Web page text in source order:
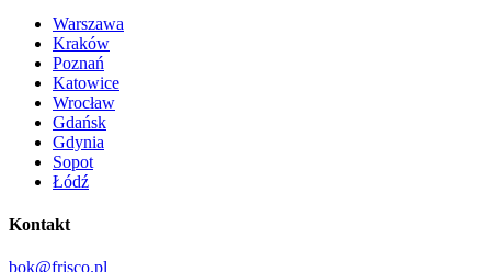
Warszawa
Kraków
Poznań
Katowice
Wrocław
Gdańsk
Gdynia
Sopot
Łódź
Kontakt
bok@frisco.pl